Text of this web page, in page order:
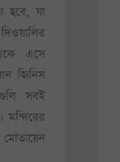
হবে, যা
এসে
জিনিস
সবই
মন্দিরের